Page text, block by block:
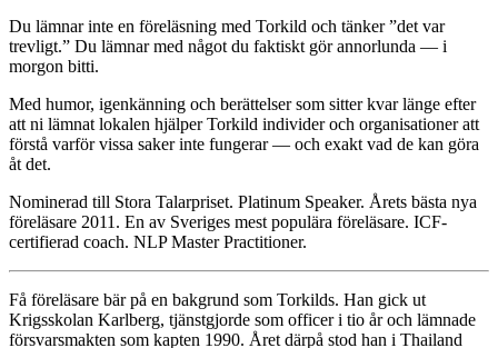
Du lämnar inte en föreläsning med Torkild och tänker ”det var
trevligt.” Du lämnar med något du faktiskt gör annorlunda — i
morgon bitti.
Med humor, igenkänning och berättelser som sitter kvar länge efter
att ni lämnat lokalen hjälper Torkild individer och organisationer att
förstå varför vissa saker inte fungerar — och exakt vad de kan göra
åt det.
Nominerad till Stora Talarpriset. Platinum Speaker. Årets bästa nya
föreläsare 2011. En av Sveriges mest populära föreläsare. ICF-
certifierad coach. NLP Master Practitioner.
Få föreläsare bär på en bakgrund som Torkilds. Han gick ut
Krigsskolan Karlberg, tjänstgjorde som officer i tio år och lämnade
försvarsmakten som kapten 1990. Året därpå stod han i Thailand